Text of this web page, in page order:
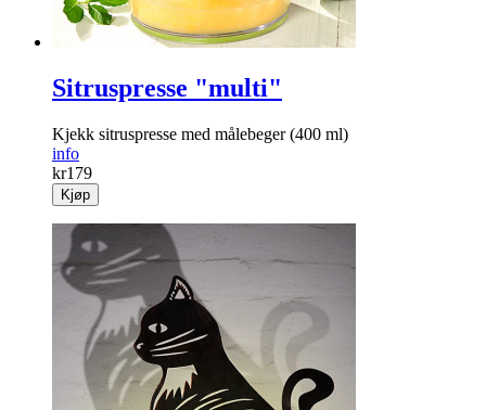
Sitruspresse "multi"
Kjekk sitruspresse med målebeger (400 ml)
info
kr179
Kjøp